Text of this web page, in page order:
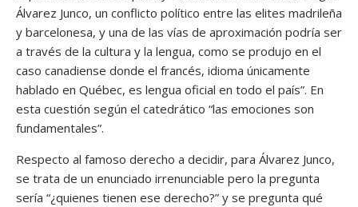
Álvarez Junco, un conflicto político entre las elites madrileña
y barcelonesa, y una de las vías de aproximación podría ser
a través de la cultura y la lengua, como se produjo en el
caso canadiense donde el francés, idioma únicamente
hablado en Québec, es lengua oficial en todo el país”. En
esta cuestión según el catedrático “las emociones son
fundamentales”.
Respecto al famoso derecho a decidir, para Álvarez Junco,
se trata de un enunciado irrenunciable pero la pregunta
sería “¿quienes tienen ese derecho?” y se pregunta qué